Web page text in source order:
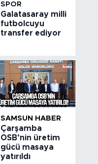
SPOR
Galatasaray milli
futbolcuyu
transfer ediyor
SAMSUN HABER
Çarşamba
OSB’nin üretim
gücü masaya
yatırıldı